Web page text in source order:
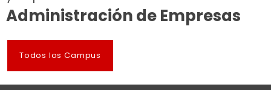
Administración de Empresas
Todos los Campus